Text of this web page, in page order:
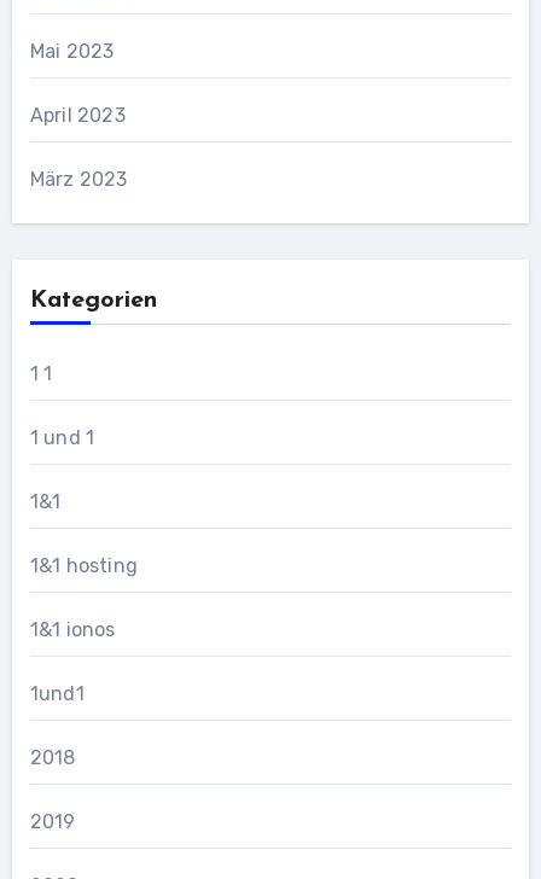
Mai 2023
April 2023
März 2023
Kategorien
1 1
1 und 1
1&1
1&1 hosting
1&1 ionos
1und1
2018
2019